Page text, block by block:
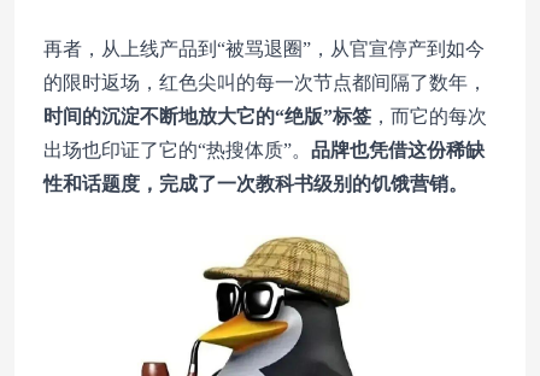
再者，从上线产品到“被骂退圈”，从官宣停产到如今
的限时返场，红色尖叫的每一次节点都间隔了数年，
时间的沉淀不断地放大它的“绝版”标签 ，而它的每次
出场也印证了它的“热搜体质”。 品牌也凭借这份稀缺
性和话题度，完成了一次教科书级别的饥饿营销。